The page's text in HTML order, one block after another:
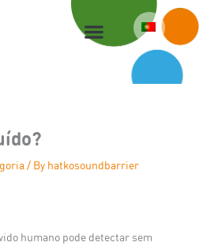
/ By hatkosoundbarrier
humano pode detectar sem